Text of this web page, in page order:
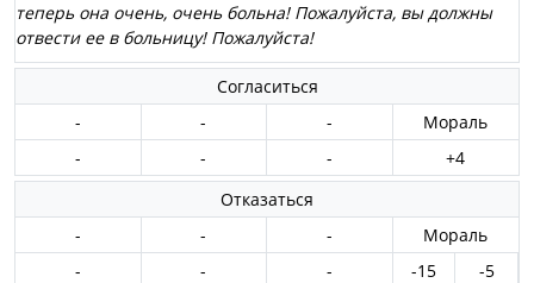
теперь она очень, очень больна! Пожалуйста, вы должны
отвести ее в больницу! Пожалуйста!
Согласиться
-
- -
Мораль
-
- -
+4
Отказаться
-
- -
Мораль
-
- - -15
-5